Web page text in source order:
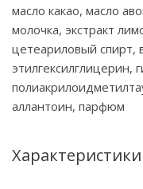
масло какао, масло
молочка, экстракт
цетеариловый спирт,
аллантоин, парфюм
Характеристики